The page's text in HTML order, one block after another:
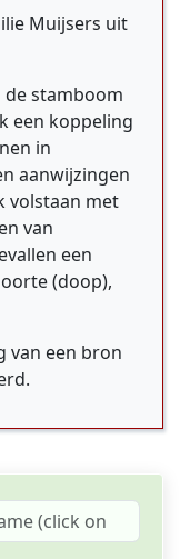
Muijsers uit
stamboom
een koppeling
in
aanwijzingen
volstaan met
van
een
(doop),
van een bron